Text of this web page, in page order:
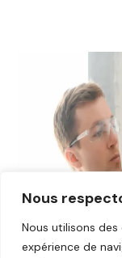
Nous
Nous utilisons
expérience de